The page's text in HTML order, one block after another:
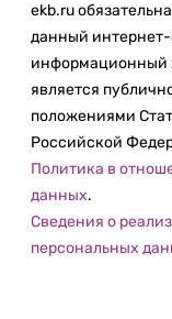
ekb.ru
данный
информационный
является
положениями
Российской
Политика в
данных.
Сведения о
персональных